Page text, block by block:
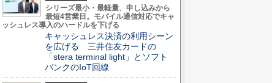
シリーズ最小・最軽量、申し込みから
最短4営業日。モバイル通信対応でキャ
ッシュレス導入のハードルを下げる
キャッシュレス決済の利用シーン
を広げる 三井住友カードの
「stera terminal light」とソフト
バンクのIoT回線